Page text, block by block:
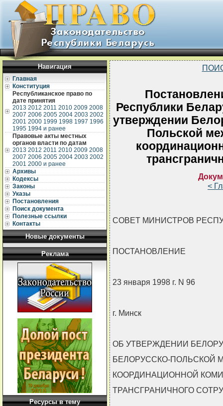
Навигация
Главная
Конституция
Республиканское право по
дате принятия
2013 2012 2011 2010 2009 2008
2007 2006 2005 2004 2003 2002
2001 2000 1999 1998 1997 1996
1995 1994 и ранее
Правовые акты местных
органов власти по датам
2013 2012 2011 2010 2009 2008
2007 2006 2005 2004 2003 2002
2001 2000 и ранее
Архивы
Кодексы
Законы
Указы
Постановления
Поиск документа
Полезные ссылки
Контакты
Новые документы
Реклама
Ресурсы в тему
Республики
утверждении
Польской
<
СОВЕТ МИНИСТРОВ
ПОСТАНОВЛЕНИЕ
23 января 1998 г. N 96
г. Минск
ОБ УТВЕРЖДЕНИИ
БЕЛОРУССКО-ПОЛЬСКОЙ
КООРДИНАЦИОННОЙ
ТРАНСГРАНИЧНОГО